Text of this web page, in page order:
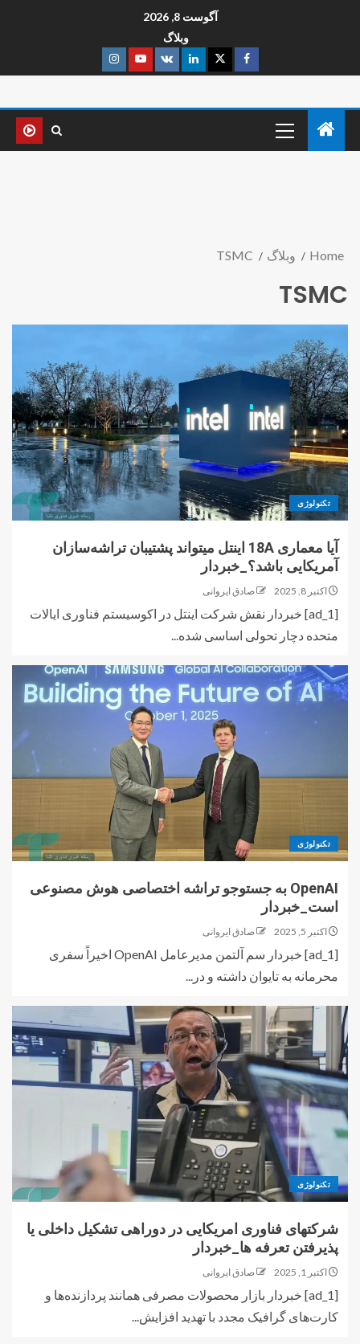
آگوست 8, 2026
وبلاگ
Home وبلاگ TSMC
TSMC
تکنولوژی
آیا معماری 18A اینتل میتواند پشتیبان تراشه‌سازان
آمریکایی باشد؟_خبردار
اکتبر 8, 2025 صادق ایروانی
[ad_1] خبردار نقش شرکت اینتل در اکوسیستم فناوری ایالات
متحده دچار تحولی اساسی شده...
تکنولوژی
OpenAI به جستوجو تراشه اختصاصی هوش مصنوعی
است_خبردار
اکتبر 5, 2025 صادق ایروانی
[ad_1] خبردار سم آلتمن مدیرعامل OpenAI اخیراً سفری
محرمانه به تایوان داشته و در...
تکنولوژی
شرکتهای فناوری امریکایی در دوراهی تشکیل داخلی یا
پذیرفتن تعرفه ها_خبردار
اکتبر 1, 2025 صادق ایروانی
[ad_1] خبردار بازار محصولات مصرفی همانند پردازنده‌ها و
کارت‌های گرافیک مجدد با تهدید افزایش...